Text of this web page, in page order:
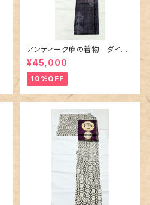
アンティーク麻の着物 ダイヤ
に市松柄の上布
¥45,000
10%OFF